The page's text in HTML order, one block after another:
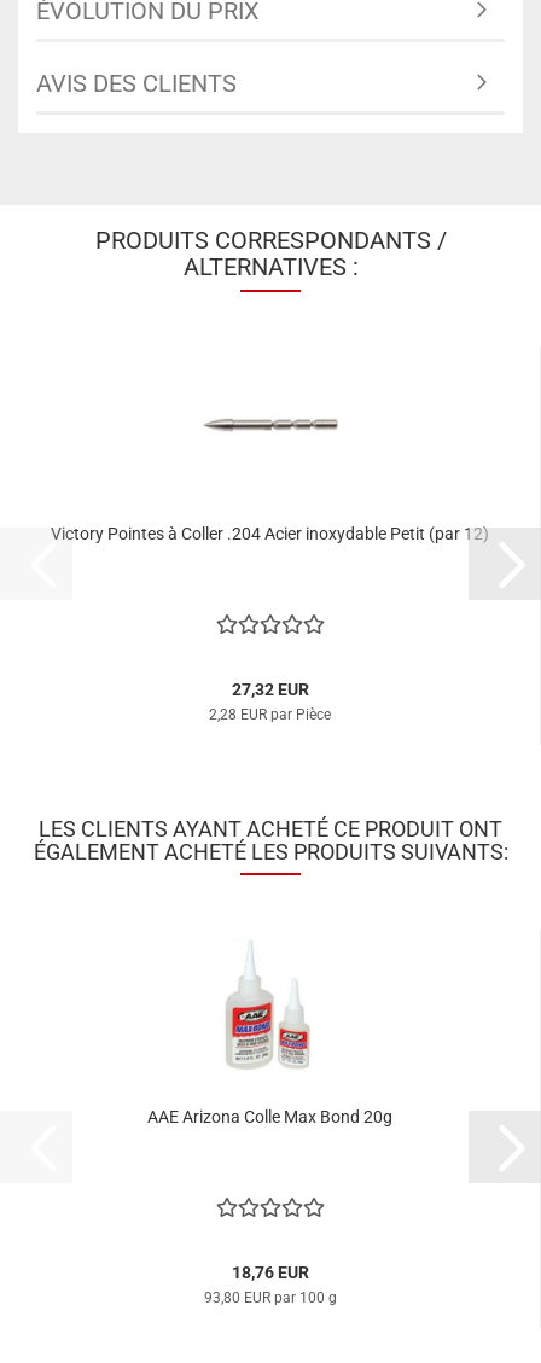
ÉVOLUTION DU PRIX
AVIS DES CLIENTS
PRODUITS CORRESPONDANTS /
ALTERNATIVES :
Victory Pointes à Coller .204 Acier inoxydable Petit (par 12)
27,32 EUR
2,28 EUR par Pièce
LES CLIENTS AYANT ACHETÉ CE PRODUIT ONT
ÉGALEMENT ACHETÉ LES PRODUITS SUIVANTS:
AAE Arizona Colle Max Bond 20g
18,76 EUR
93,80 EUR par 100 g